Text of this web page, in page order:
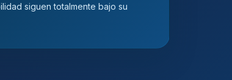
siguen totalmente bajo su